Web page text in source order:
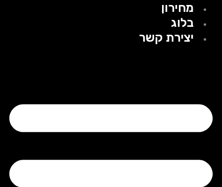
מחירון
בלוג
יצירת קשר